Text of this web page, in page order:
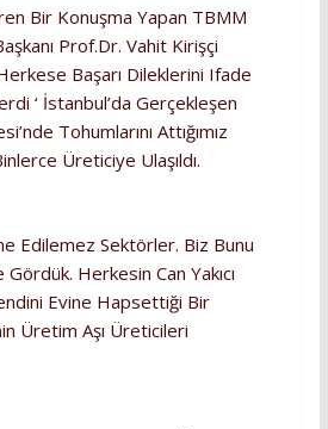
Bir Konuşma Yapan TBMM
Prof.Dr. Vahit Kirişçi
Başarı Dileklerini Ifade
‘ İstanbul’da Gerçekleşen
Tohumlarını Attığımız
Üreticiye Ulaşıldı.
Edilemez Sektörler. Biz Bunu
Herkesin Can Yakıcı
Evine Hapsettiği Bir
Üretim Aşı Üreticileri